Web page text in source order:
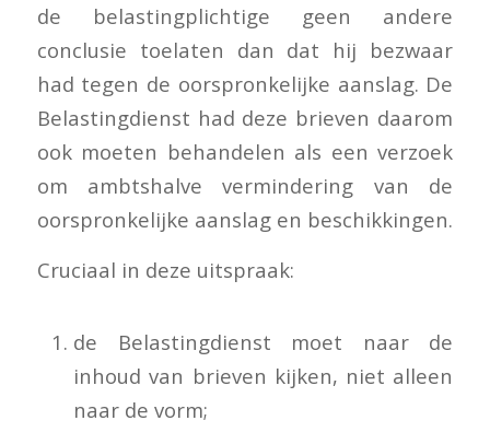
de belastingplichtige geen andere
conclusie toelaten dan dat hij bezwaar
had tegen de oorspronkelijke aanslag. De
Belastingdienst had deze brieven daarom
ook moeten behandelen als een verzoek
om ambtshalve vermindering van de
oorspronkelijke aanslag en beschikkingen.
Cruciaal in deze uitspraak:
de Belastingdienst moet naar de
inhoud van brieven kijken, niet alleen
naar de vorm;